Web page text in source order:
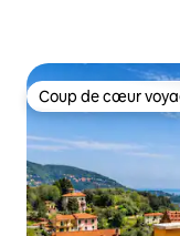
Coup de cœur
Coup de cœur